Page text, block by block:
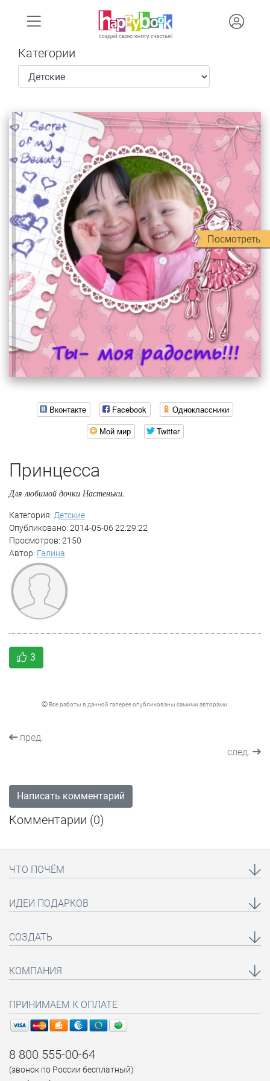
Категории
Посмотреть
Вконтакте Facebook
Одноклассники
Мой мир
Twitter
Принцесса
Для любимой дочки Настеньки.
Категория: Детские
Опубликовано: 2014-05-06 22:29:22
Просмотров: 2150
Автор: Галина
3
Все работы в данной галерее опубликованы самими авторами.
пред.
след.
Написать комментарий
Комментарии (0)
ЧТО ПОЧЁМ
ИДЕИ ПОДАРКОВ
СОЗДАТЬ
КОМПАНИЯ
ПРИНИМАЕМ К ОПЛАТЕ
8 800 555-00-64
(звонок по России бесплатный)